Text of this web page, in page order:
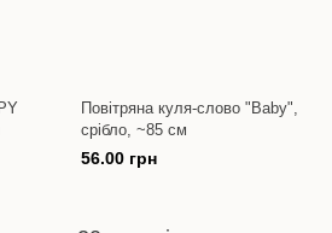
Повітряна куля-слово "Baby",
срібло, ~85 см
56.00 грн